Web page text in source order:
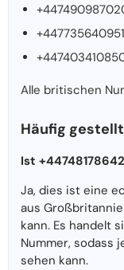
+447735640951
Alle britischen
Häufig
Ist
Ja, dies ist eine
aus
kann. Es handelt
Nummer, sodass
sehen kann.